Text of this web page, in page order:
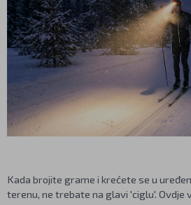
Kada brojite grame i krećete se u
terenu, ne trebate na glavi 'ciglu'. Ovdje